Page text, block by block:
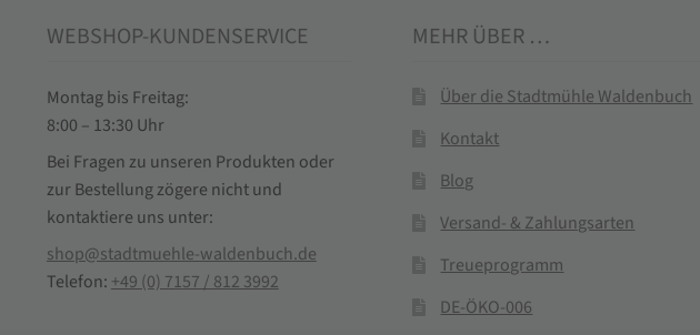
WEBSHOP-KUNDENSERVICE
Montag bis Freitag:
8:00 – 13:30 Uhr
Bei Fragen zu unseren Produkten oder
zur Bestellung zögere nicht und
kontaktiere uns unter:
shop@stadtmuehle-waldenbuch.de
Telefon: +49 (0) 7157 / 812 3992
MEHR ÜBER …
Über die Stadtmühle Waldenbuch
Kontakt
Blog
Versand- & Zahlungsarten
Treueprogramm
DE-ÖKO-006